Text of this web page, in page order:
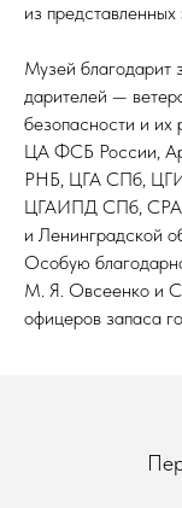
из
Музей благодарит
дарителей —
безопасности и
ЦА ФСБ России,
РНБ, ЦГА СПб,
ЦГАИПД СПб,
и Ленинградской
Особую
М. Я. Овсеенко и
офицеров запаса